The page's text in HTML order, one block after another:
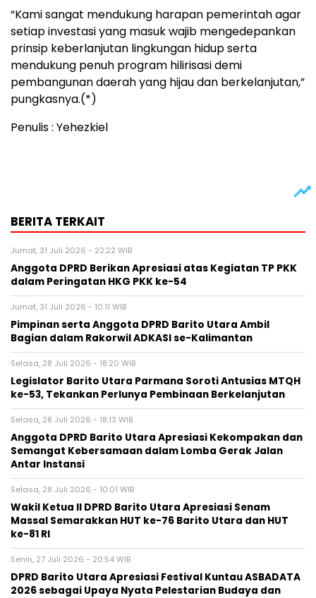
“Kami sangat mendukung harapan pemerintah agar
setiap investasi yang masuk wajib mengedepankan
prinsip keberlanjutan lingkungan hidup serta
mendukung penuh program hilirisasi demi
pembangunan daerah yang hijau dan berkelanjutan,”
pungkasnya.(*)
Penulis : Yehezkiel
BERITA TERKAIT
Jumat, 31 Juli 2026 - 22:22 WIB
Anggota DPRD Berikan Apresiasi atas Kegiatan TP PKK
dalam Peringatan HKG PKK ke-54
Jumat, 31 Juli 2026 - 10:11 WIB
Pimpinan serta Anggota DPRD Barito Utara Ambil
Bagian dalam Rakorwil ADKASI se-Kalimantan
Selasa, 28 Juli 2026 - 18:20 WIB
Legislator Barito Utara Parmana Soroti Antusias MTQH
ke-53, Tekankan Perlunya Pembinaan Berkelanjutan
Selasa, 28 Juli 2026 - 18:13 WIB
Anggota DPRD Barito Utara Apresiasi Kekompakan dan
Semangat Kebersamaan dalam Lomba Gerak Jalan
Antar Instansi
Selasa, 28 Juli 2026 - 10:01 WIB
Wakil Ketua II DPRD Barito Utara Apresiasi Senam
Massal Semarakkan HUT ke-76 Barito Utara dan HUT
ke-81 RI
Senin, 27 Juli 2026 - 20:54 WIB
DPRD Barito Utara Apresiasi Festival Kuntau ASBADATA
2026 sebagai Upaya Nyata Pelestarian Budaya dan